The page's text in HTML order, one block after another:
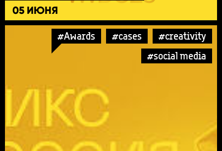
05 ИЮНЯ
#Awards #cases
#creativity
#social media